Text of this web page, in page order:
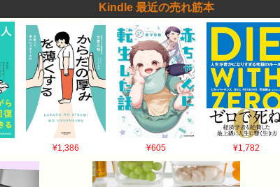
Kindle 最近の売れ筋本
¥1,386 ¥605 ¥1,782